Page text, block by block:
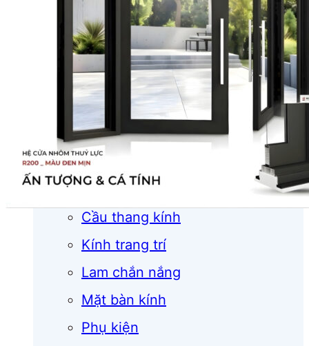
Cửa cuốn
Cửa kính
Cửa nhôm
Vách kính
Mái kính
Lan can kính
Cầu thang kính
Kính trang trí
Lam chắn nắng
Mặt bàn kính
Phụ kiện